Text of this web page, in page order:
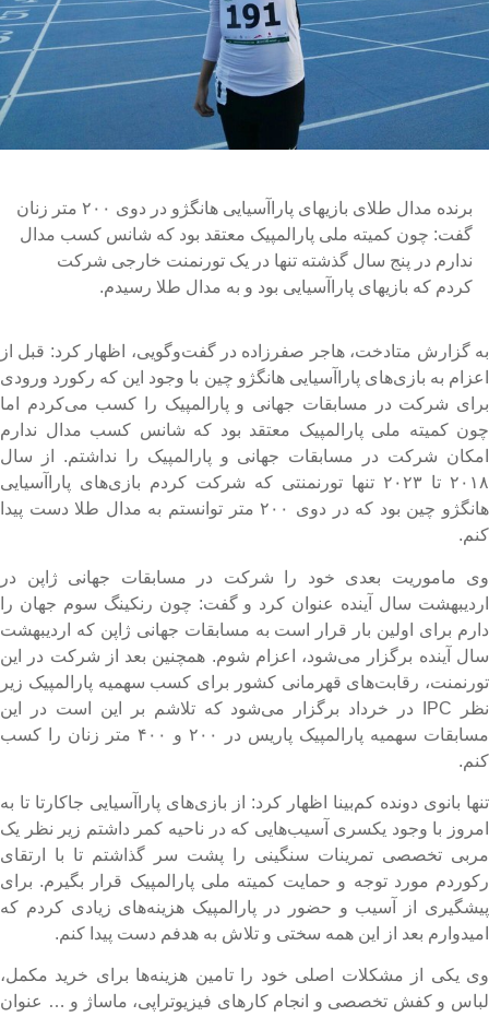
برنده مدال طلای بازیهای پاراآسیایی هانگژو در دوی ۲۰۰ متر زنان
گفت: چون کمیته ملی پارالمپیک معتقد بود که شانس کسب مدال
ندارم در پنج سال گذشته تنها در یک تورنمنت خارجی شرکت
کردم که بازیهای پاراآسیایی بود و به مدال طلا رسیدم.
گزارش متادخت، هاجر صفرزاده در گفت‌وگویی، اظهار کرد: قبل از
به بازی‌های پاراآسیایی هانگژو چین با وجود این که رکورد ورودی
شرکت در مسابقات جهانی و پارالمپیک را کسب می‌کردم اما
کمیته ملی پارالمپیک معتقد بود که شانس کسب مدال ندارم
شرکت در مسابقات جهانی و پارالمپیک را نداشتم. از سال
۲۰۱۸ تا ۲۰۲۳ تنها تورنمنتی که شرکت کردم بازی‌های پاراآسیایی
هانگژو چین بود که در دوی ۲۰۰ متر توانستم به مدال طلا دست پیدا
ماموریت بعدی خود را شرکت در مسابقات جهانی ژاپن در
سال آینده عنوان کرد و گفت: چون رنکینگ سوم جهان را
برای اولین بار قرار است به مسابقات جهانی ژاپن که اردیبهشت
آینده برگزار می‌شود، اعزام شوم. همچنین بعد از شرکت در این
رقابت‌های قهرمانی کشور برای کسب سهمیه پارالمپیک زیر
نظر IPC در خرداد برگزار می‌شود که تلاشم بر این است در این
مسابقات سهمیه پارالمپیک پاریس در ۲۰۰ و ۴۰۰ متر زنان را کسب
بانوی دونده کم‌بینا اظهار کرد: از بازی‌های پاراآسیایی جاکارتا تا به
با وجود یکسری آسیب‌هایی که در ناحیه کمر داشتم زیر نظر یک
تخصصی تمرینات سنگینی را پشت سر گذاشتم تا با ارتقای
مورد توجه و حمایت کمیته ملی پارالمپیک قرار بگیرم. برای
از آسیب و حضور در پارالمپیک هزینه‌های زیادی کردم که
بعد از این همه سختی و تلاش به هدفم دست پیدا کنم.
یکی از مشکلات اصلی خود را تامین هزینه‌ها برای خرید مکمل،
و کفش تخصصی و انجام کارهای فیزیوتراپی، ماساژ و … عنوان